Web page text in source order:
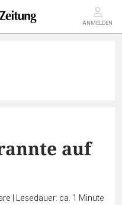
ANMELDEN
auf
| Lesedauer: ca. 1 Minute